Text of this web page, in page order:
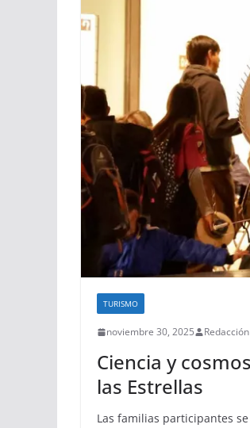
TURISMO
noviembre 30, 2025 Redacción
Ciencia y
las Estrellas
Las familias participantes